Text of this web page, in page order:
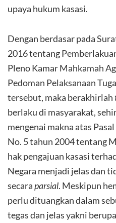
upaya hukum kasasi.
Dengan berdasar pada
2016 tentang
Pleno Kamar Mahkamah
Pedoman Pelaksanaan
tersebut, maka berakhirlah
berlaku di masyarakat,
mengenai makna atas
No. 5 tahun 2004 tentang
hak pengajuan kasasi
Negara menjadi jelas dan
secaraparsial. Meskipun
perlu dituangkan dalam
tegas dan jelas yakni